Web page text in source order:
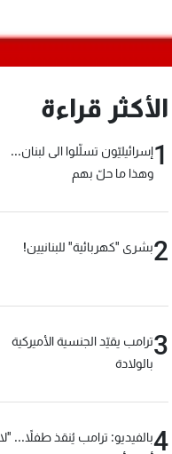
الأكثر قراءة
1إسرائيليّون تسلّلوا الى لبنان...
وهذا ما حلّ بهم
2بشرى "كهربائية" للبنانيين!
3ترامب يقيّد الجنسية الأميركية
بالولادة
4بالفيديو: ترامب يُنقذ طفلاً... "لا